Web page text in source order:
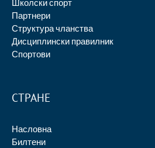
Школски спорт
Партнери
Структура чланства
Дисциплински правилник
Спортови
СТРАНЕ
Насловна
Билтени